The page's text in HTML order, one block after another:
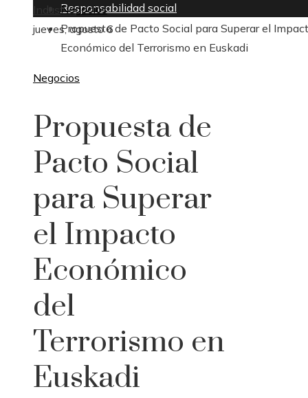
Industrial
jueves, agosto 6
Responsabilidad social
Negocios
Propuesta de Pacto Social para Superar el
Económico del Terrorismo en Euskadi
Negocios
Propuesta de
Pacto Social
para Superar
el Impacto
Económico
del
Terrorismo en
Euskadi